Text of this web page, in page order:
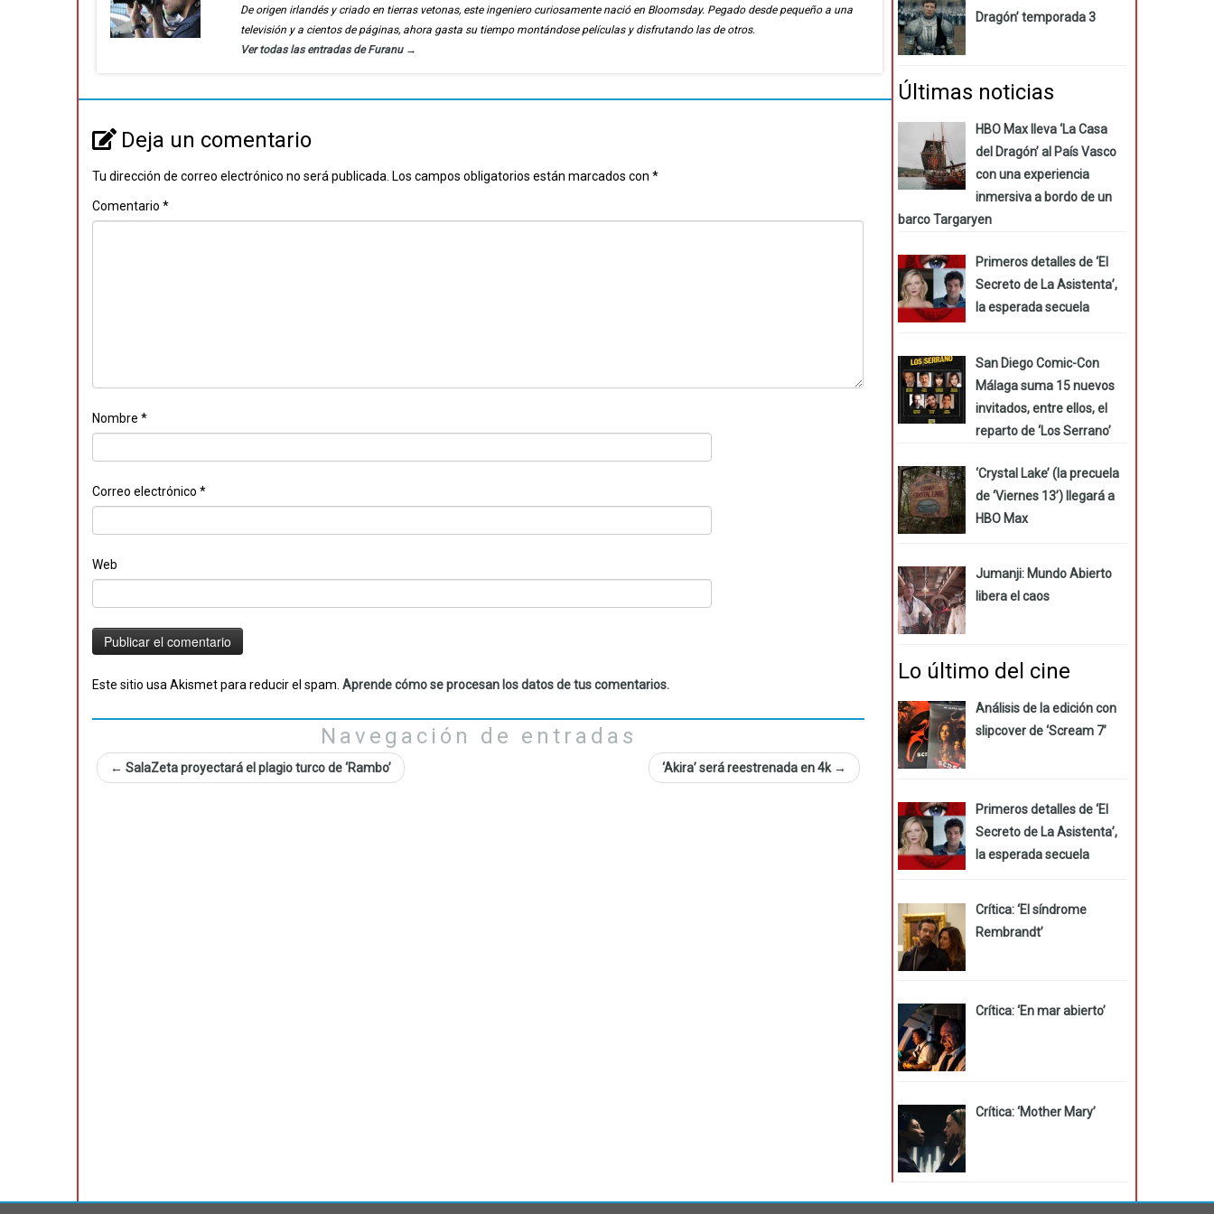
De origen irlandés y criado en tierras vetonas, este ingeniero curiosamente nació en Bloomsday. Pegado desde pequeño a una
televisión y a cientos de páginas, ahora gasta su tiempo montándose películas y disfrutando las de otros.
Ver todas las entradas de Furanu →
Deja un comentario
Tu dirección de correo electrónico no será publicada. Los campos obligatorios están marcados con *
Comentario *
Nombre *
Correo electrónico *
Web
Este sitio usa Akismet para reducir el spam. Aprende cómo se procesan los datos de tus comentarios.
Navegación de entradas
← SalaZeta proyectará el plagio turco de ‘Rambo’ ‘Akira’ será reestrenada en 4k →
Dragón’ temporada 3
Últimas noticias
HBO Max lleva ‘La Casa
del Dragón’ al País Vasco
con una experiencia
inmersiva a bordo de un
barco Targaryen
Primeros detalles de ‘El
Secreto de La Asistenta’,
la esperada secuela
San Diego Comic-Con
Málaga suma 15 nuevos
invitados, entre ellos, el
reparto de ‘Los Serrano’
‘Crystal Lake’ (la precuela
de ‘Viernes 13’) llegará a
HBO Max
Jumanji: Mundo Abierto
libera el caos
Lo último del cine
Análisis de la edición con
slipcover de ‘Scream 7’
Primeros detalles de ‘El
Secreto de La Asistenta’,
la esperada secuela
Crítica: ‘El síndrome
Rembrandt’
Crítica: ‘En mar abierto’
Crítica: ‘Mother Mary’